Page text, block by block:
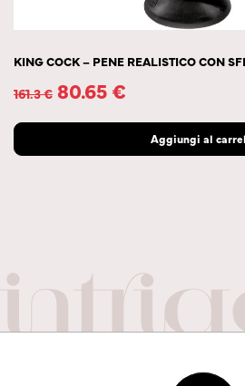
KING COCK – PENE REALISTICO CON
161.3€ 80.65€
Aggiungi al